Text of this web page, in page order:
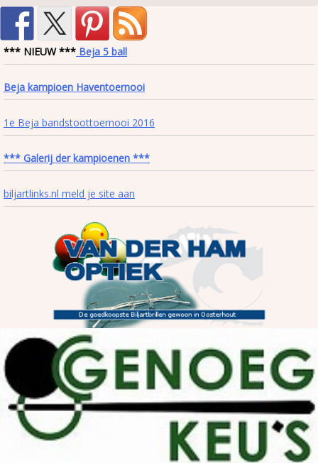
*** NIEUW *** Beja 5 ball
Beja kampioen Haventoernooi
1e Beja bandstoottoernooi 2016
*** Galerij der kampioenen ***
biljartlinks.nl meld je site aan